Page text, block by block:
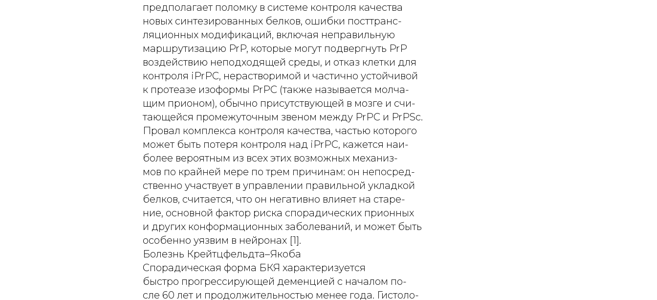
предполагает поломку в системе контроля качества
новых синтезированных белков, ошибки посттранс-
ляционных модификаций, включая неправильную
маршрутизацию PrP, которые могут подвергнуть PrP
воздействию неподходящей среды, и отказ клетки для
контроля iPrPC, нерастворимой и частично устойчивой
к протеазе изоформы PrPC (также называется молча-
щим прионом), обычно присутствующей в мозге и счи-
тающейся промежуточным звеном между PrPC и PrPSc.
Провал комплекса контроля качества, частью которого
может быть потеря контроля над iPrPC, кажется наи-
более вероятным из всех этих возможных механиз-
мов по крайней мере по трем причинам: он непосред-
ственно участвует в управлении правильной укладкой
белков, считается, что он негативно влияет на старе-
ние, основной фактор риска спорадических прионных
и других конформационных заболеваний, и может быть
особенно уязвим в нейронах [1].
Болезнь Крейтцфельдта–Якоба
Спорадическая форма БКЯ характеризуется
быстро прогрессирующей деменцией с началом по-
сле 60 лет и продолжительностью менее года. Гистоло-